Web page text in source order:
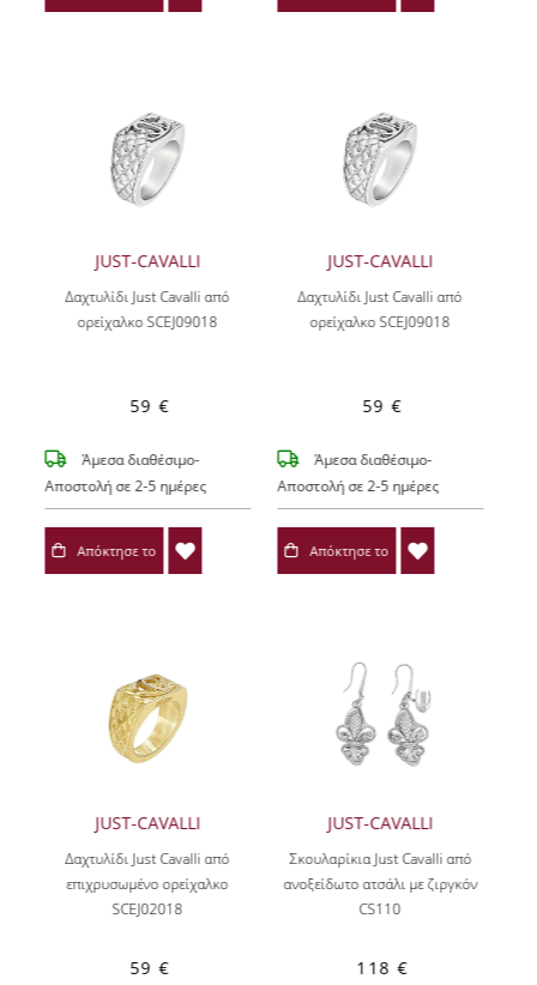
JUST-CAVALLI
Δαχτυλίδι Just Cavalli από
ορείχαλκο SCEJ09018
59 €
Άμεσα διαθέσιμο-
Αποστολή σε 2-5 ημέρες
Απόκτησε το
JUST-CAVALLI
Δαχτυλίδι Just Cavalli από
ορείχαλκο SCEJ09018
59 €
Άμεσα διαθέσιμο-
Αποστολή σε 2-5 ημέρες
Απόκτησε το
JUST-CAVALLI
Δαχτυλίδι Just Cavalli από
επιχρυσωμένο ορείχαλκο
SCEJ02018
59 €
JUST-CAVALLI
Σκουλαρίκια Just Cavalli από
ανοξείδωτο ατσάλι με ζιργκόν
CS110
118 €